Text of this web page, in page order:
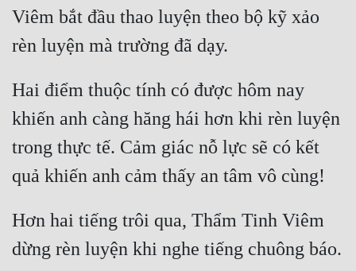
Viêm bắt đầu thao luyện theo bộ kỹ xảo
Hai điểm thuộc tính có được hôm nay
khiến anh càng hăng hái hơn khi rèn luyện
trong thực tế. Cảm giác nỗ lực sẽ có kết
Hơn hai tiếng trôi qua, Thẩm Tinh Viêm